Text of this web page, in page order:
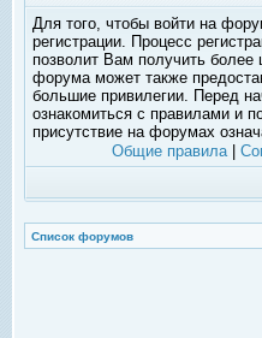
Для того, чтобы войти на
регистрации. Процесс
позволит Вам получить
форума может также
большие привилегии. Перед
ознакомиться с правилами и
присутствие на форумах
Общие правила|
Список форумов